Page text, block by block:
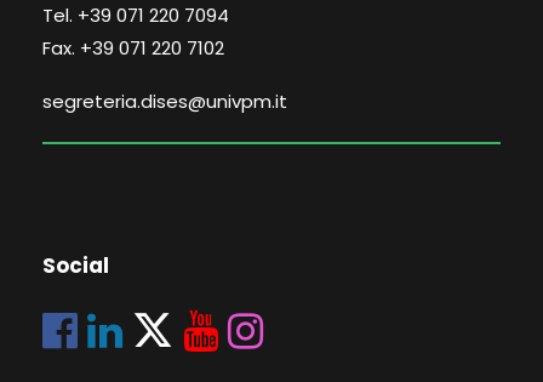
Tel. +39 071 220 7094
Fax. +39 071 220 7102
segreteria.dises@univpm.it
Social